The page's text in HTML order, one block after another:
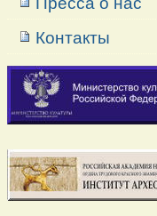
Контакты